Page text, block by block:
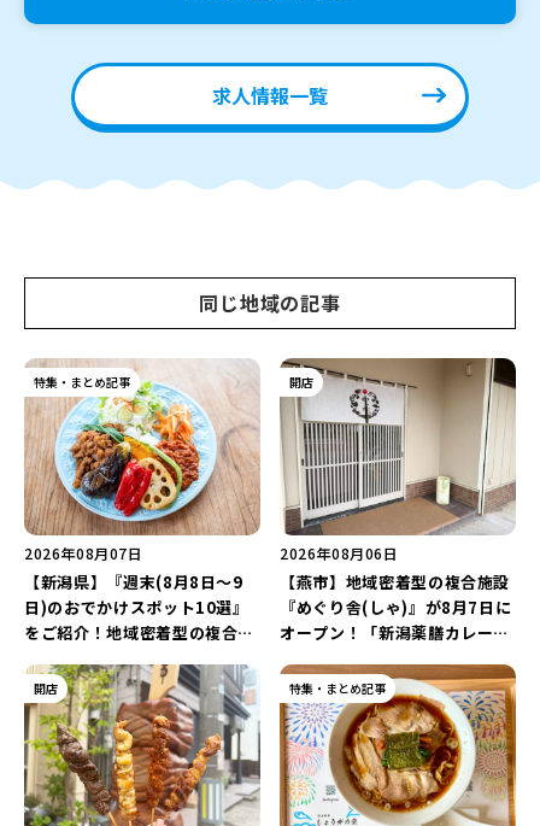
求人情報一覧
同じ地域の記事
特集・まとめ記事
2026年08月07日
【新潟県】『週末(8月8日～9
日)のおでかけスポット10選』
をご紹介！地域密着型の複合施
ナ丸大新潟のサマーフェスタ
2026」がおすすめ♪
開店
2026年08月06日
【燕市】地域密着型の複合施設
『めぐり舎(しゃ)』が8月7日に
オープン！「新潟薬膳カレー
メニューや漆喰アートを楽しも
う♪
開店 特集・まとめ記事